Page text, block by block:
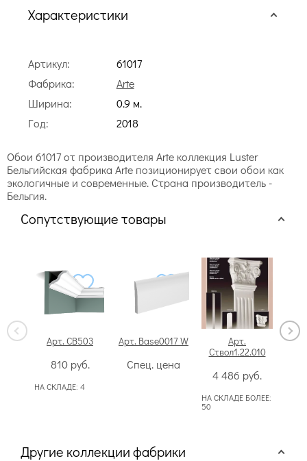
Характеристики
Артикул:
61017
Фабрика:
Arte
Ширина:
0.9 м.
Год:
2018
Обои 61017 от производителя Arte коллекция Luster
Бельгийская фабрика Arte позиционирует свои обои как
экологичные и современные. Страна производитель -
Бельгия.
Сопутствующие товары
Арт. CB503
810 руб.
НА СКЛАДЕ: 4
Арт. Base0017 W
Спец. цена
Арт.
Ствол1.22.010
4 486 руб.
НА СКЛАДЕ БОЛЕЕ:
50
Другие коллекции фабрики